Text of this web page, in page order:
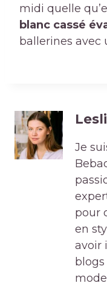
midi quelle
blanc cassé
ballerines avec
Je
pour
en
avoir
blogs